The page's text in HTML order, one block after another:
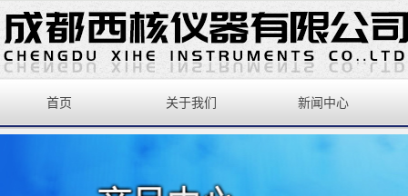
首页 关于我们 新闻中心